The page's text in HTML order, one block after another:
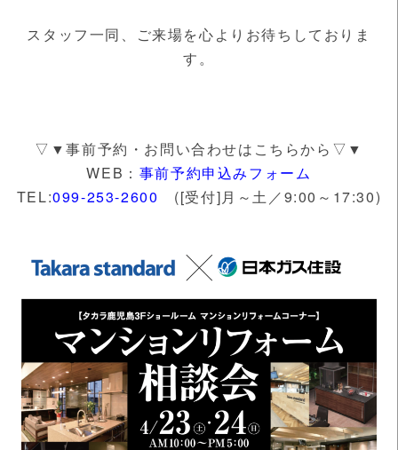
スタッフ一同、ご来場を心よりお待ちしておりま
す。
▽▼事前予約・お問い合わせはこちらから▽▼
WEB： 事前予約申込みフォーム
TEL:099-253-2600 ([受付]月～土／9:00～17:30)